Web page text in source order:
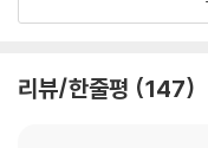
06 영리하게 중3 수준 문법
08 라이팅과 스피킹 대회 준
[5단계. 한눈에 보이는 진도
원을 듣고 노트 정리를 읽
는 날을 만들어 반복학습도
엄마와 함께 읽고 ‘책 수다
이나 간판에 있는 영어 표기
게 그런 능력이 장착되어
워봤던 것이 아닐까요? 어
리뷰/한줄평 147